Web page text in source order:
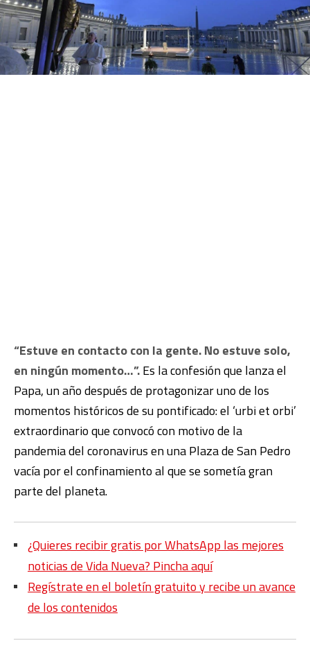
“Estuve en contacto con la gente. No estuve solo,
en ningún momento…”.Es la confesión que lanza el
Papa, un año después de protagonizar uno de los
momentos históricos de su pontificado: el ‘urbi et orbi’
extraordinario que convocó con motivo de la
pandemia del coronavirus en una Plaza de San Pedro
vacía por el confinamiento al que se sometía gran
parte del planeta.
¿Quieres recibir gratis por WhatsApp las mejores
noticias de Vida Nueva? Pincha aquí
Regístrate en el boletín gratuito y recibe un avance
de los contenidos